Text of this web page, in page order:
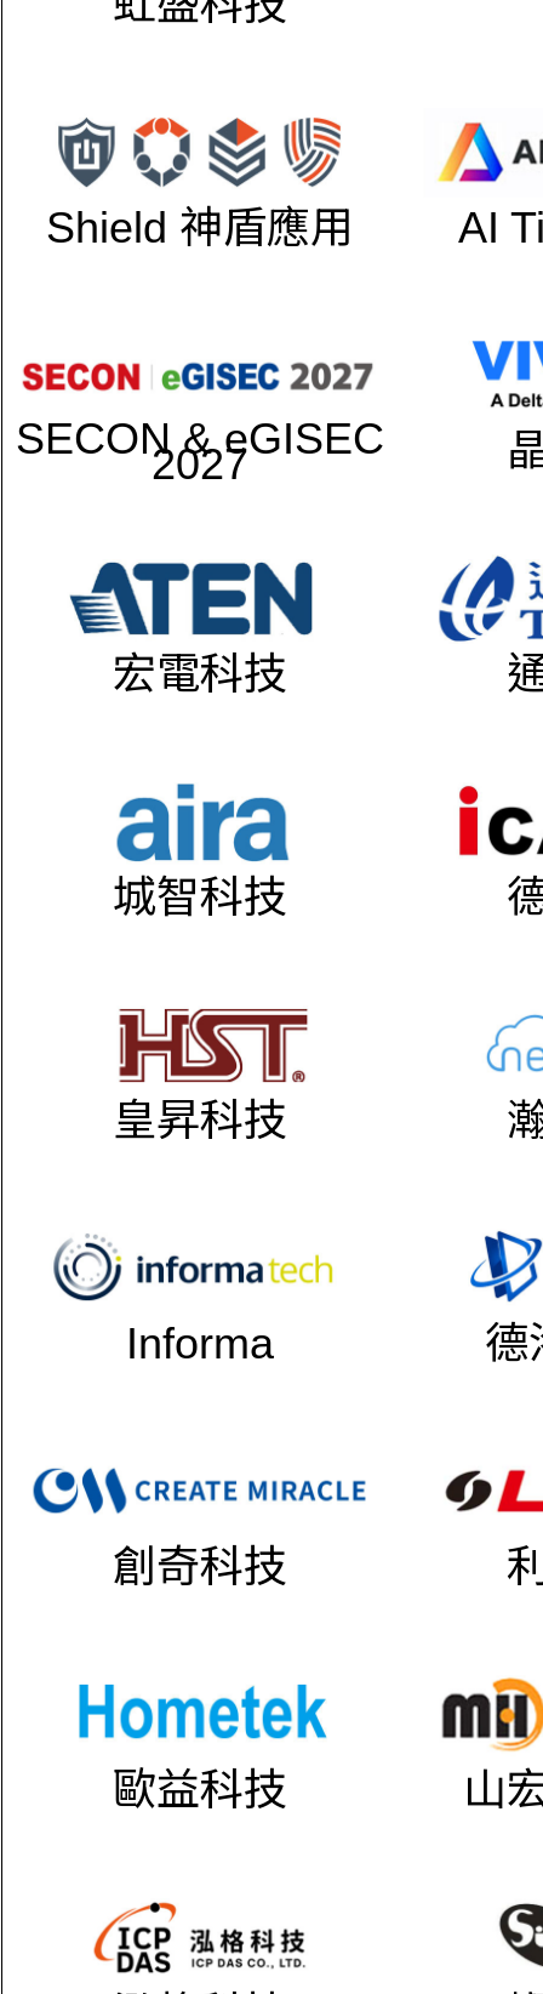
Shield 神盾應用 AI
SECON & eGISEC
2027
宏電科技
城智科技
皇昇科技
Informa 德
創奇科技
歐益科技 山